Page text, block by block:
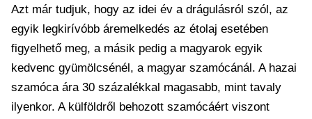
Azt már tudjuk, hogy az idei év a drágulásról szól, az
egyik legkirívóbb áremelkedés az étolaj esetében
figyelhető meg, a másik pedig a magyarok egyik
kedvenc gyümölcsénél, a magyar szamócánál. A hazai
szamóca ára 30 százalékkal magasabb, mint tavaly
ilyenkor. A külföldről behozott szamócáért viszont